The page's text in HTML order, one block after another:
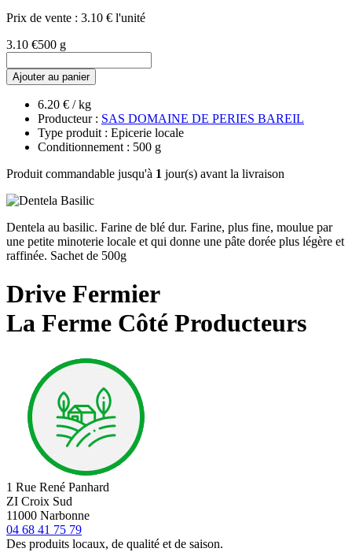
Prix de vente : 3.10 € l'unité
3.10 €500 g
Ajouter au panier
6.20 € / kg
Producteur : SAS DOMAINE DE PERIES BAREIL
Type produit : Epicerie locale
Conditionnement : 500 g
Produit commandable jusqu'à 1 jour(s) avant la livraison
Dentela au basilic. Farine de blé dur. Farine, plus fine, moulue par
une petite minoterie locale et qui donne une pâte dorée plus légère et
raffinée. Sachet de 500g
Drive Fermier
La Ferme Côté Producteurs
1 Rue René Panhard
ZI Croix Sud
11000 Narbonne
04 68 41 75 79
Des produits locaux, de qualité et de saison.